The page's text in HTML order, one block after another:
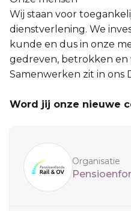
Wij staan voor
dienstverlening. We
kunde en dus in onze
gedreven, betrokken en
Samenwerken zit in ons
Word jij onze nieuwe
Organisatie